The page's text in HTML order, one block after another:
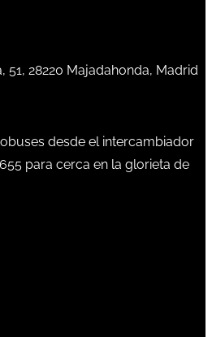
51, 28220 Majadahonda, Madrid
desde el intercambiador
655 para cerca en la glorieta de